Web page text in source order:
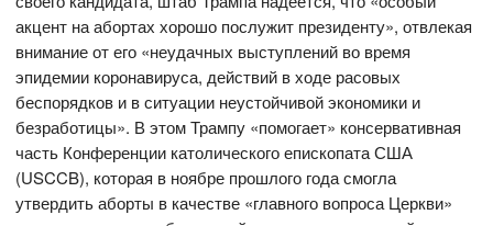
акцент на абортах хорошо послужит президенту», отвлекая
внимание от его «неудачных выступлений во время
эпидемии коронавируса, действий в ходе расовых
беспорядков и в ситуации неустойчивой экономики и
безработицы». В этом Трампу «помогает» консервативная
часть Конференции католического епископата США
(USCCB), которая в ноябре прошлого года смогла
утвердить аборты в качестве «главного вопроса Церкви»